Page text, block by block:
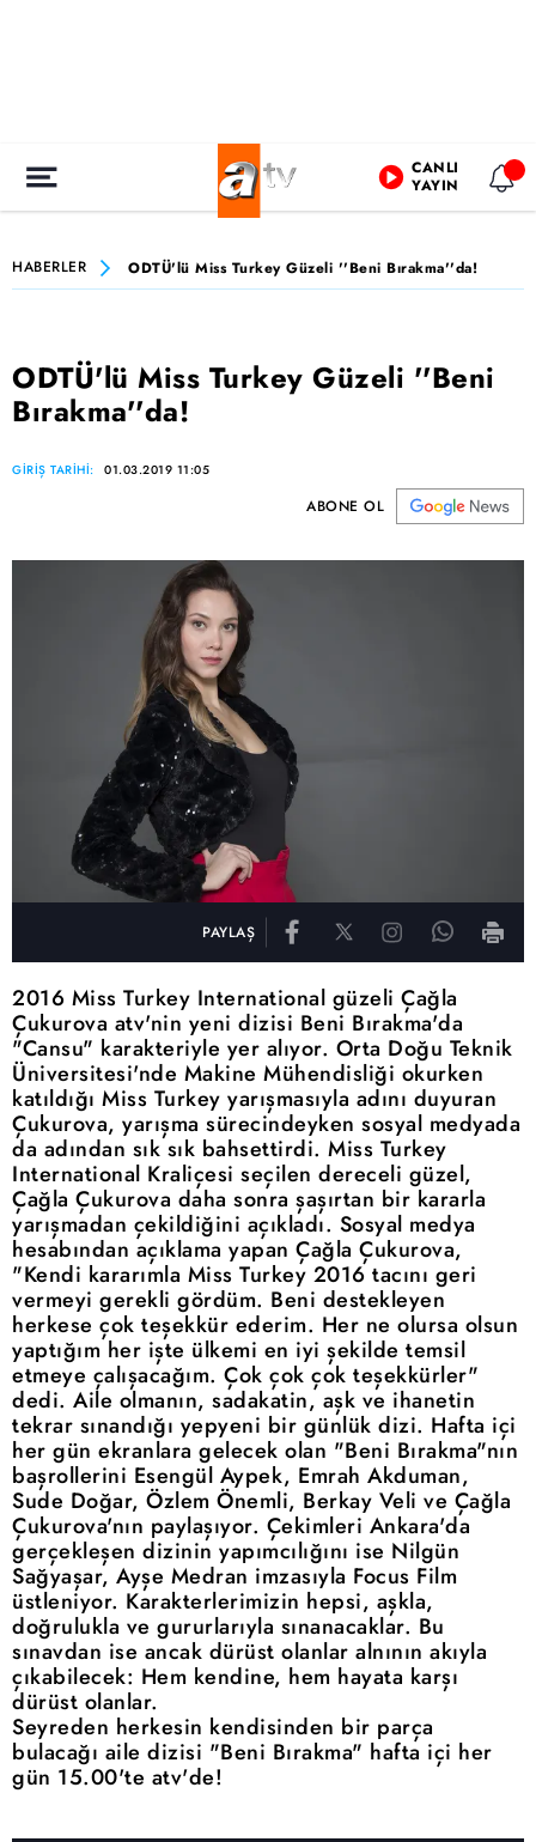
CANLI
YAYIN
HABERLER ODTÜ'lü Miss Turkey Güzeli ''Beni Bırakma''da!
ODTÜ'lü Miss Turkey Güzeli ''Beni
Bırakma''da!
GİRİŞ TARİHİ: 01.03.2019 11:05
ABONE OL
PAYLAŞ
2016 Miss Turkey International güzeli Çağla
Çukurova atv'nin yeni dizisi Beni Bırakma'da
"Cansu" karakteriyle yer alıyor. Orta Doğu Teknik
Üniversitesi'nde Makine Mühendisliği okurken
katıldığı Miss Turkey yarışmasıyla adını duyuran
Çukurova, yarışma sürecindeyken sosyal medyada
da adından sık sık bahsettirdi. Miss Turkey
International Kraliçesi seçilen dereceli güzel,
Çağla Çukurova daha sonra şaşırtan bir kararla
yarışmadan çekildiğini açıkladı. Sosyal medya
hesabından açıklama yapan Çağla Çukurova,
"Kendi kararımla Miss Turkey 2016 tacını geri
vermeyi gerekli gördüm. Beni destekleyen
herkese çok teşekkür ederim. Her ne olursa olsun
yaptığım her işte ülkemi en iyi şekilde temsil
etmeye çalışacağım. Çok çok çok teşekkürler"
dedi. Aile olmanın, sadakatin, aşk ve ihanetin
tekrar sınandığı yepyeni bir günlük dizi. Hafta içi
her gün ekranlara gelecek olan "Beni Bırakma"nın
başrollerini Esengül Aypek, Emrah Akduman,
Sude Doğar, Özlem Önemli, Berkay Veli ve Çağla
Çukurova'nın paylaşıyor. Çekimleri Ankara'da
gerçekleşen dizinin yapımcılığını ise Nilgün
Sağyaşar, Ayşe Medran imzasıyla Focus Film
üstleniyor. Karakterlerimizin hepsi, aşkla,
doğrulukla ve gururlarıyla sınanacaklar. Bu
sınavdan ise ancak dürüst olanlar alnının akıyla
çıkabilecek: Hem kendine, hem hayata karşı
dürüst olanlar.
Seyreden herkesin kendisinden bir parça
bulacağı aile dizisi "Beni Bırakma" hafta içi her
gün 15.00'te atv'de!